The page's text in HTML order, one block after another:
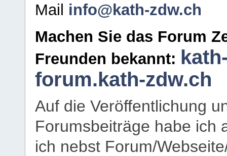
Mail info@kath-zdw.ch
Machen Sie das Forum
Freunden bekannt:
forum.kath-zdw.ch
Auf die Veröffentlichung
Forumsbeiträge habe ich
ich nebst Forum/